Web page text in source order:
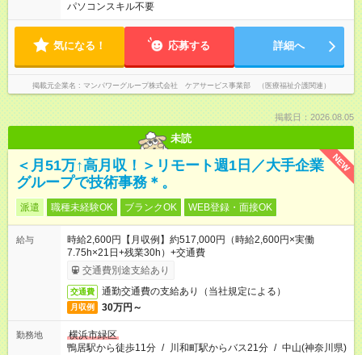
パソコンスキル不要
気になる！ 応募する 詳細へ
掲載元企業名 マンパワーグループ株式会社 ケアサービス事業部 （医療福祉介護関連）
掲載日：2026.08.05
未読
NEW
＜月51万↑高月収！＞リモート週1日／大手企業
グループで技術事務＊。
派遣 職種未経験OK ブランクOK WEB登録・面接OK
給与
時給2,600円【月収例】約517,000円（時給2,600円×実働
7.75h×21日+残業30h）+交通費
交通費別途支給あり
交通費 通勤交通費の支給あり（当社規定による）
月収例 30万円～
勤務地
横浜市緑区
鴨居駅から徒歩11分 / 川和町駅からバス21分 / 中山(神奈川県)